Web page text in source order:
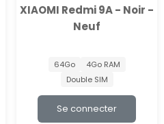
XIAOMI Redmi 9A - Noir -
Neuf
64Go
4Go RAM
Double SIM
Se connecter